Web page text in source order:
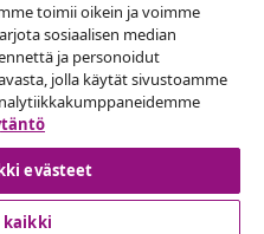
tilaus
toimii oikein ja voimme
sosiaalisen median
ja personoidut
jolla käytät sivustoamme
evästeet
kaikki